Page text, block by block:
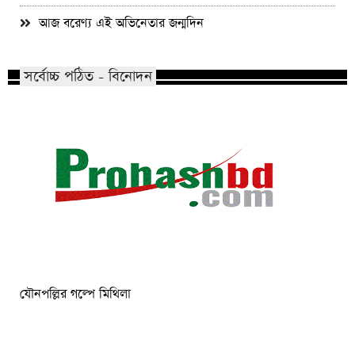
আজ বরেণ্য এই অভিনেতার জন্মদিন
সর্বোচ্চ পঠিত - বিনোদন
যৌনপল্লির গল্পে মিথিলা